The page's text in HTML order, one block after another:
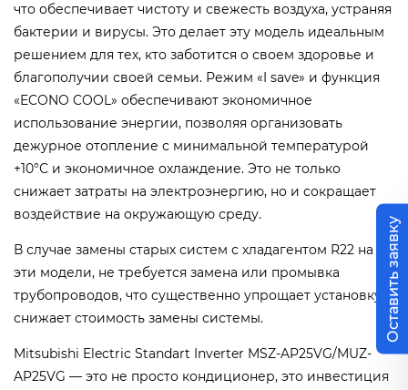
что обеспечивает чистоту и свежесть воздуха, устраняя
бактерии и вирусы. Это делает эту модель идеальным
решением для тех, кто заботится о своем здоровье и
благополучии своей семьи. Режим «I save» и функция
«ECONO COOL» обеспечивают экономичное
использование энергии, позволяя организовать
дежурное отопление с минимальной температурой
+10°С и экономичное охлаждение. Это не только
снижает затраты на электроэнергию, но и сокращает
воздействие на окружающую среду.
В случае замены старых систем с хладагентом R22 на
эти модели, не требуется замена или промывка
трубопроводов, что существенно упрощает установку и
снижает стоимость замены системы.
Mitsubishi Electric Standart Inverter MSZ-AP25VG/MUZ-
AP25VG — это не просто кондиционер, это инвестиция
Оставить заявку